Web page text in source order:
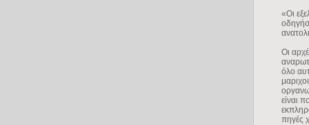
«Οι
Οι
όλο
είναι
πηγές